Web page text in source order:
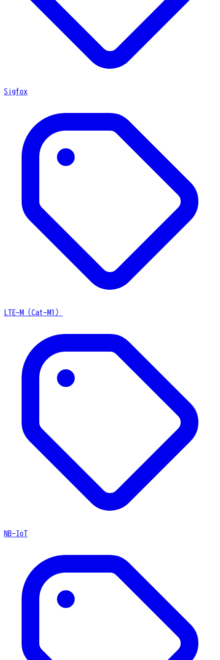
Sigfox
LTE-M（Cat-M1）
NB-IoT